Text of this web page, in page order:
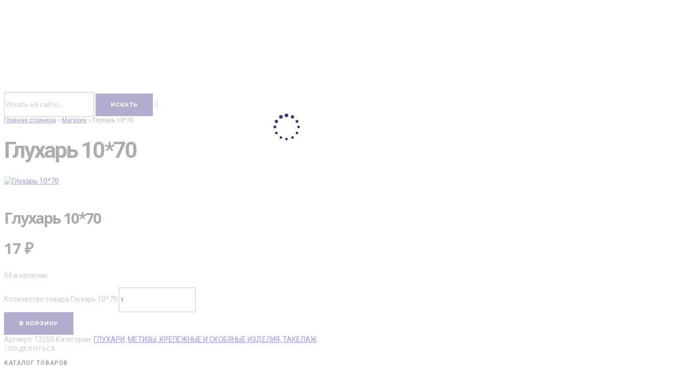
Главная страница » Магазин » Глухарь 10*70
Глухарь 10*70
Глухарь 10*70
17₽
54 в наличии
Количество товара Глухарь 10*70
В КОРЗИНУ
Артикул: 13255 Категории: ГЛУХАРИ, МЕТИЗЫ, КРЕПЕЖНЫЕ И СКОБЯНЫЕ ИЗДЕЛИЯ, ТАКЕЛАЖ
ПОДЕЛИТЬСЯ
КАТАЛОГ ТОВАРОВ